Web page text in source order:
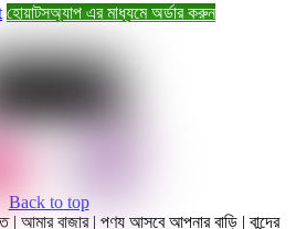
হোয়াটসঅ্যাপ এর মাধ্যমে অর্ডার করুন
Back to top
আমার বাজার | পণ্য আসবে আপনার বাড়ি | বান্দের